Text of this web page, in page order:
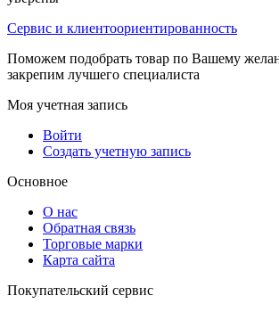
Сервис и клиентоориентированность
Поможем подобрать товар по Вашему
закрепим лучшего специалиста
Моя учетная запись
Войти
Создать учетную запись
Основное
О нас
Обратная связь
Торговые марки
Карта сайта
Покупательский сервис